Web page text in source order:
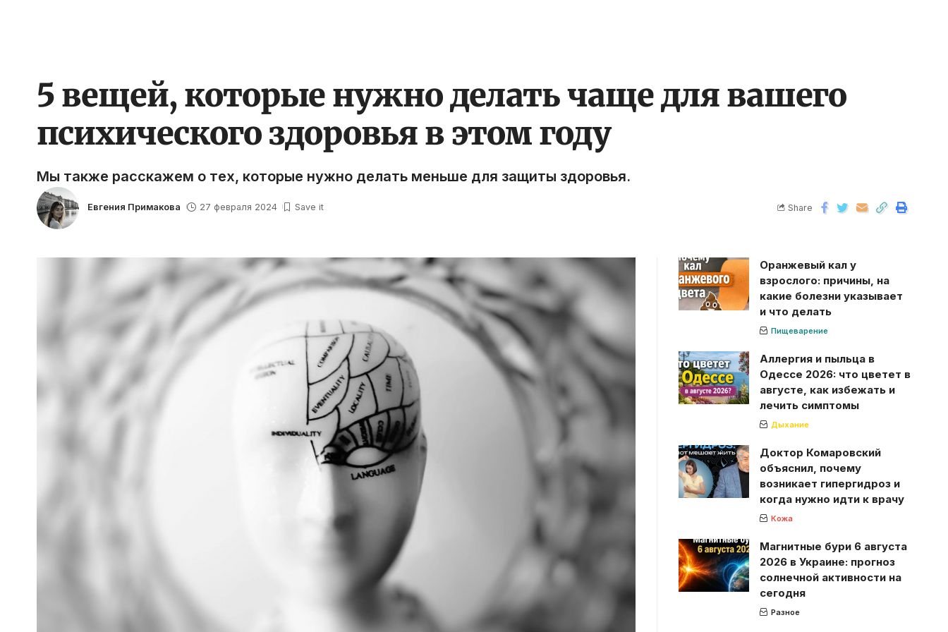
5 вещей, которые нужно делать чаще для вашего
психического здоровья в этом году
Мы также расскажем о тех, которые нужно делать меньше для защиты здоровья.
Евгения Примакова 27 февраля 2024 Share
Оранжевый кал у
взрослого: причины, на
какие болезни указывает
и что делать
Пищеварение
Аллергия и пыльца в
Одессе 2026: что цветет в
августе, как избежать и
лечить симптомы
Дыхание
Доктор Комаровский
объяснил, почему
возникает гипергидроз и
когда нужно идти к врачу
Кожа
Магнитные бури 6 августа
2026 в Украине: прогноз
солнечной активности на
сегодня
Разное